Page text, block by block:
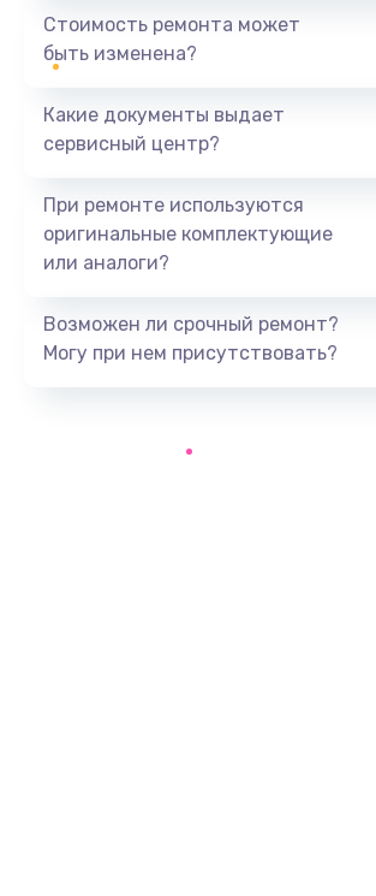
1440 руб.
Ремонт южного моста
Замена батарейки BIOS
Заказать
Стоимость ремонта может
быть изменена?
Какие документы выдает
сервисный центр?
При ремонте используются
оригинальные комплектующие
или аналоги?
Возможен ли срочный ремонт?
Могу при нем присутствовать?